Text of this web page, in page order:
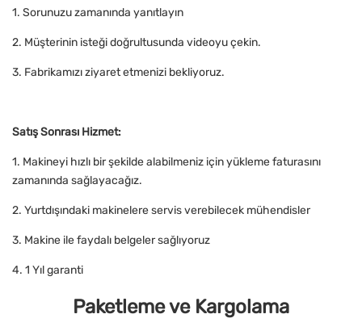
1. Sorunuzu zamanında yanıtlayın
2. Müşterinin isteği doğrultusunda videoyu çekin.
3. Fabrikamızı ziyaret etmenizi bekliyoruz.
Satış Sonrası Hizmet:
1. Makineyi hızlı bir şekilde alabilmeniz için yükleme faturasını
zamanında sağlayacağız.
2. Yurtdışındaki makinelere servis verebilecek mühendisler
3. Makine ile faydalı belgeler sağlıyoruz
4. 1 Yıl garanti
Paketleme ve Kargolama